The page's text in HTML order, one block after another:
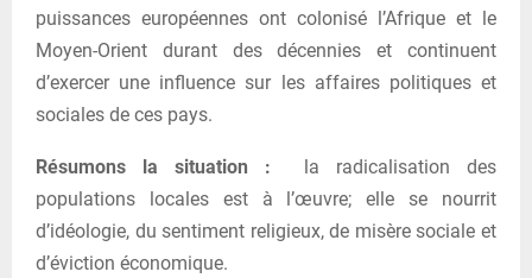
puissances européennes ont colonisé l’Afrique et le
Moyen-Orient durant des décennies et continuent
d’exercer une influence sur les affaires politiques et
sociales de ces pays.
Résumons la situation : la radicalisation des
populations locales est à l’œuvre; elle se nourrit
d’idéologie, du sentiment religieux, de misère sociale et
d’éviction économique.